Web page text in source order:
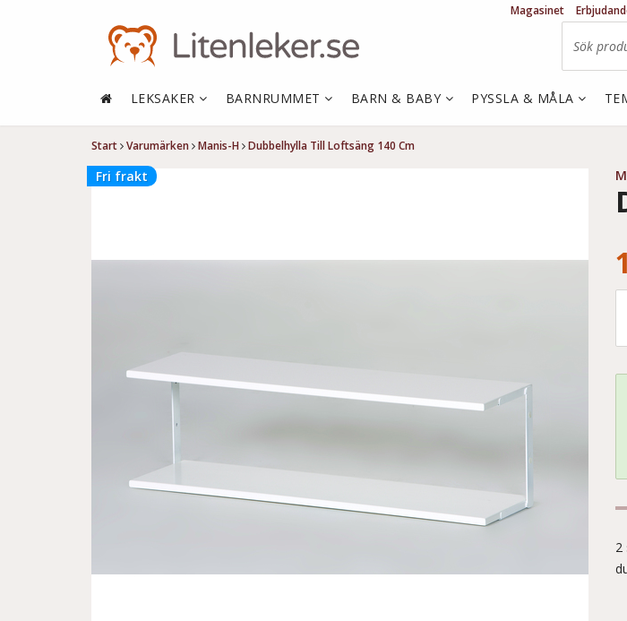
Start Varumärken Manis-H Dubbelhylla Till Loftsäng 140 Cm
Fri frakt
2
Magasinet
LEKSAKER BARNRUMMET BARN & BABY PYSSLA & MÅLA